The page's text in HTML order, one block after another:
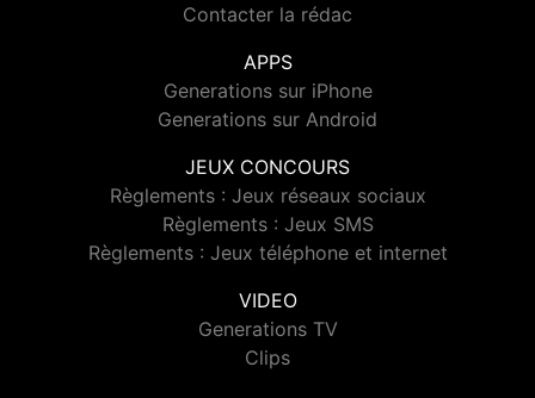
Contacter la rédac
APPS
Generations sur iPhone
Generations sur Android
JEUX CONCOURS
Règlements : Jeux réseaux sociaux
Règlements : Jeux SMS
Règlements : Jeux téléphone et internet
VIDEO
Generations TV
Clips